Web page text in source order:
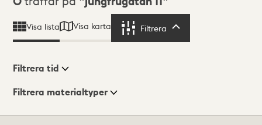
Visa lista Visa karta Filtrera
Visningsläge
Filtrera tid
Filtrera materialtyper